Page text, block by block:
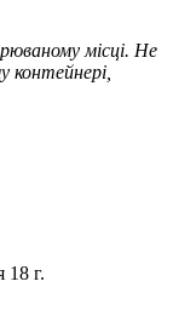
місці. Не
18 г.